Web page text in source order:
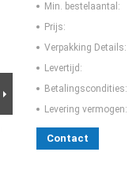
Min. bestelaantal:
Prijs:
Verpakking Details:
Levertijd:
Betalingscondities:
Levering vermogen:
Contact